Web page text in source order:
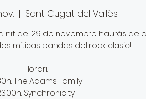
  |
Sant Cugat del Vallès
nit del 29 de novembre hauràs de
míticas bandas del rock clasic!
Horari:
The Adams Family
Synchronicity